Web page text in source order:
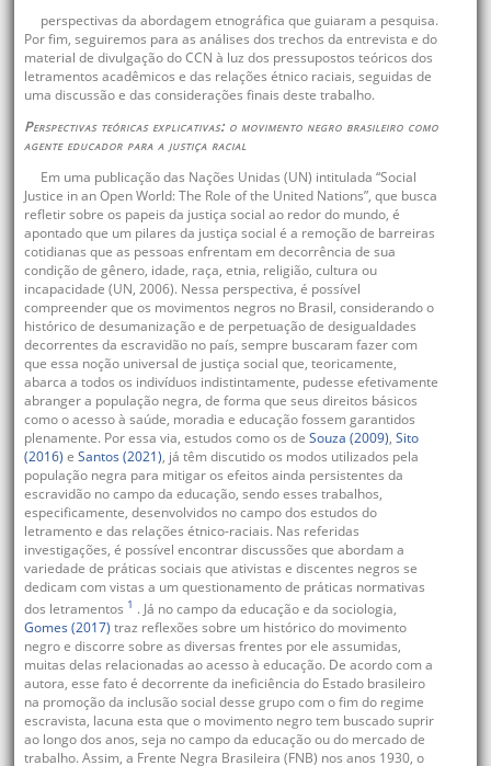
perspectivas da abordagem etnográfica que guiaram a pesquisa.
Por fim, seguiremos para as análises dos trechos da entrevista e do
material de divulgação do CCN à luz dos pressupostos teóricos dos
letramentos acadêmicos e das relações étnico raciais, seguidas de
uma discussão e das considerações finais deste trabalho.
Perspectivas teóricas explicativas: o movimento negro brasileiro como
agente educador para a justiça racial
Em uma publicação das Nações Unidas (UN) intitulada “Social
Justice in an Open World: The Role of the United Nations”, que busca
refletir sobre os papeis da justiça social ao redor do mundo, é
apontado que um pilares da justiça social é a remoção de barreiras
cotidianas que as pessoas enfrentam em decorrência de sua
condição de gênero, idade, raça, etnia, religião, cultura ou
incapacidade (UN, 2006). Nessa perspectiva, é possível
compreender que os movimentos negros no Brasil, considerando o
histórico de desumanização e de perpetuação de desigualdades
decorrentes da escravidão no país, sempre buscaram fazer com
que essa noção universal de justiça social que, teoricamente,
abarca a todos os indivíduos indistintamente, pudesse efetivamente
abranger a população negra, de forma que seus direitos básicos
como o acesso à saúde, moradia e educação fossem garantidos
plenamente. Por essa via, estudos como os de Souza (2009), Sito
(2016) e Santos (2021), já têm discutido os modos utilizados pela
população negra para mitigar os efeitos ainda persistentes da
escravidão no campo da educação, sendo esses trabalhos,
especificamente, desenvolvidos no campo dos estudos do
letramento e das relações étnico-raciais. Nas referidas
investigações, é possível encontrar discussões que abordam a
variedade de práticas sociais que ativistas e discentes negros se
dedicam com vistas a um questionamento de práticas normativas
dos letramentos 1 . Já no campo da educação e da sociologia,
Gomes (2017) traz reflexões sobre um histórico do movimento
negro e discorre sobre as diversas frentes por ele assumidas,
muitas delas relacionadas ao acesso à educação. De acordo com a
autora, esse fato é decorrente da ineficiência do Estado brasileiro
na promoção da inclusão social desse grupo com o fim do regime
escravista, lacuna esta que o movimento negro tem buscado suprir
ao longo dos anos, seja no campo da educação ou do mercado de
trabalho. Assim, a Frente Negra Brasileira (FNB) nos anos 1930, o